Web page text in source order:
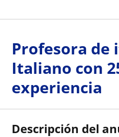
Profesora de
Italiano con
experiencia
Descripción del